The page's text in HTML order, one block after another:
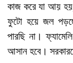
কাজ করে যা আয় হয়,
ফুটো হয়ে জল
পারছি না।
আসান হবে।